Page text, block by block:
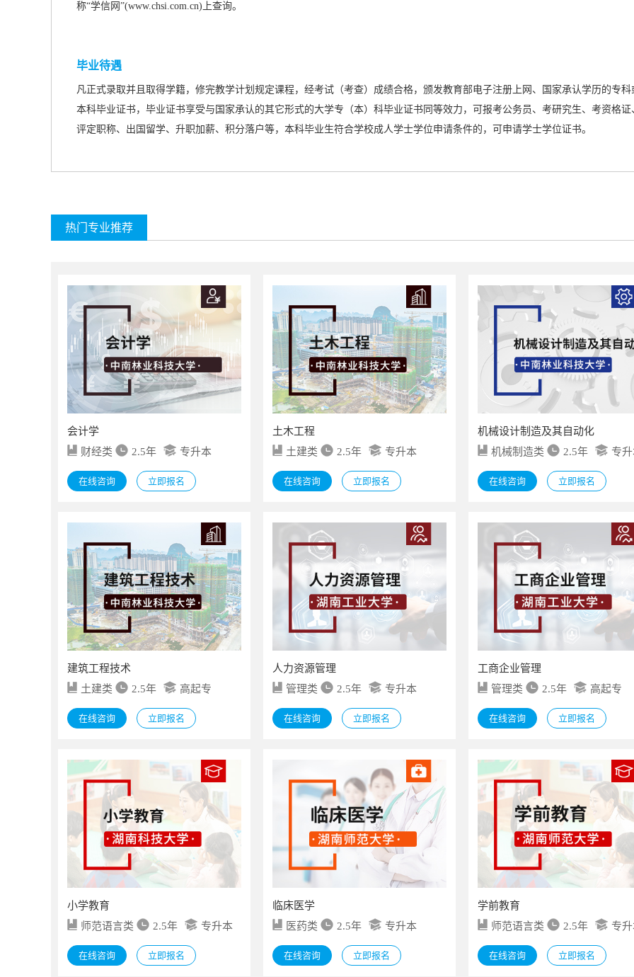
称“学信网”(www.chsi.com.cn)上查询。
毕业待遇
凡正式录取并且取得学籍，修完教学计划规定课程，经考试（考查）成绩合格，颁发教育部电子注册上网、国家承认学历的专科
本科毕业证书，毕业证书享受与国家承认的其它形式的大学专（本）科毕业证书同等效力，可报考公务员、考研究生、考资格证
评定职称、出国留学、升职加薪、积分落户等，本科毕业生符合学校成人学士学位申请条件的，可申请学士学位证书。
热门专业推荐
会计学
财经类
2.5年 专升本
在线咨询 立即报名
土木工程
土建类
2.5年 专升本
在线咨询 立即报名
机械设计制造及其自动化
机械制造类
2.5年 专
在线咨询 立即报名
建筑工程技术
土建类
2.5年 高起专
在线咨询 立即报名
人力资源管理
管理类
2.5年 专升本
在线咨询 立即报名
工商企业管理
管理类
2.5年 高起专
在线咨询 立即报名
小学教育
师范语言类
2.5年 专升本
在线咨询 立即报名
临床医学
医药类
2.5年 专升本
在线咨询 立即报名
学前教育
师范语言类
2.5年 专
在线咨询 立即报名